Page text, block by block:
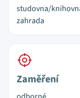
studovna/
zahrada
Zaměření